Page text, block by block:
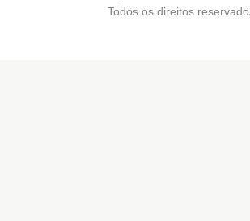
Todos os direitos